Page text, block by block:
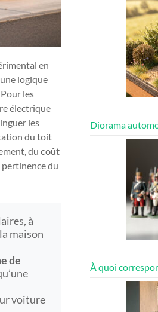
en
logique
les
électrique
les
du toit
du coût
pertinence du
à
maison
de
voiture
Diorama
À quoi